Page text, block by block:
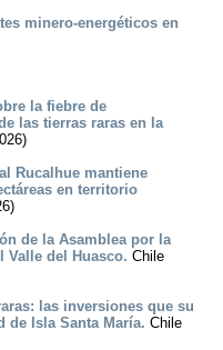
minero-energéticos en
la fiebre de
las tierras raras en la
Rucalhue mantiene
en territorio
de la Asamblea por la
Valle del Huasco. Chile
las inversiones que su
de Isla Santa María. Chile